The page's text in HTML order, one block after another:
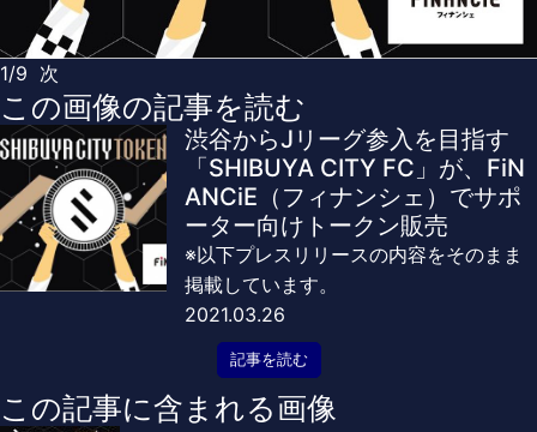
1/9 次
この画像の記事を読む
渋谷からJリーグ参入を目指す
「SHIBUYA CITY FC」が、FiN
ANCiE（フィナンシェ）でサポ
ーター向けトークン販売
※以下プレスリリースの内容をそのまま
掲載しています。
2021.03.26
記事を読む
この記事に含まれる画像